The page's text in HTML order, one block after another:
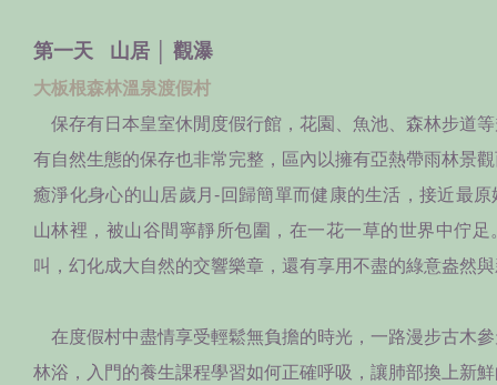
第一天 山居 │ 觀瀑
大板根森林溫泉渡假村
保存有日本皇室休閒度假行館，花園、魚池、森林步道
有自然生態的保存也非常完整，區內以擁有亞熱帶雨林景
癒淨化身心的山居歲月-回歸簡單而健康的生活，接近最
山林裡，被山谷間寧靜所包圍，在一花一草的世界中佇
叫，幻化成大自然的交響樂章，還有享用不盡的綠意盎然
在度假村中盡情享受輕鬆無負擔的時光，一路漫步古木
林浴，入門的養生課程學習如何正確呼吸，讓肺部換上新